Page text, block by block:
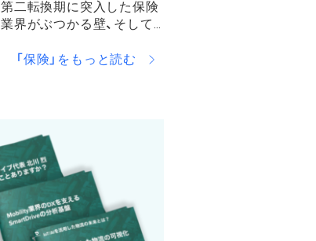
第二転換期に突入した保険
業界がぶつかる壁、そして
「保険」をもっと読む